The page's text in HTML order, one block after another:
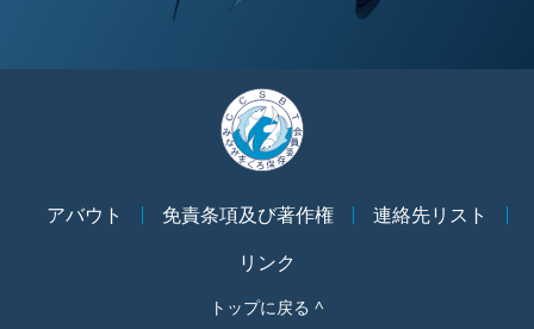
アバウト 免責条項及び著作権
連絡先リスト
リンク
トップに戻る ^